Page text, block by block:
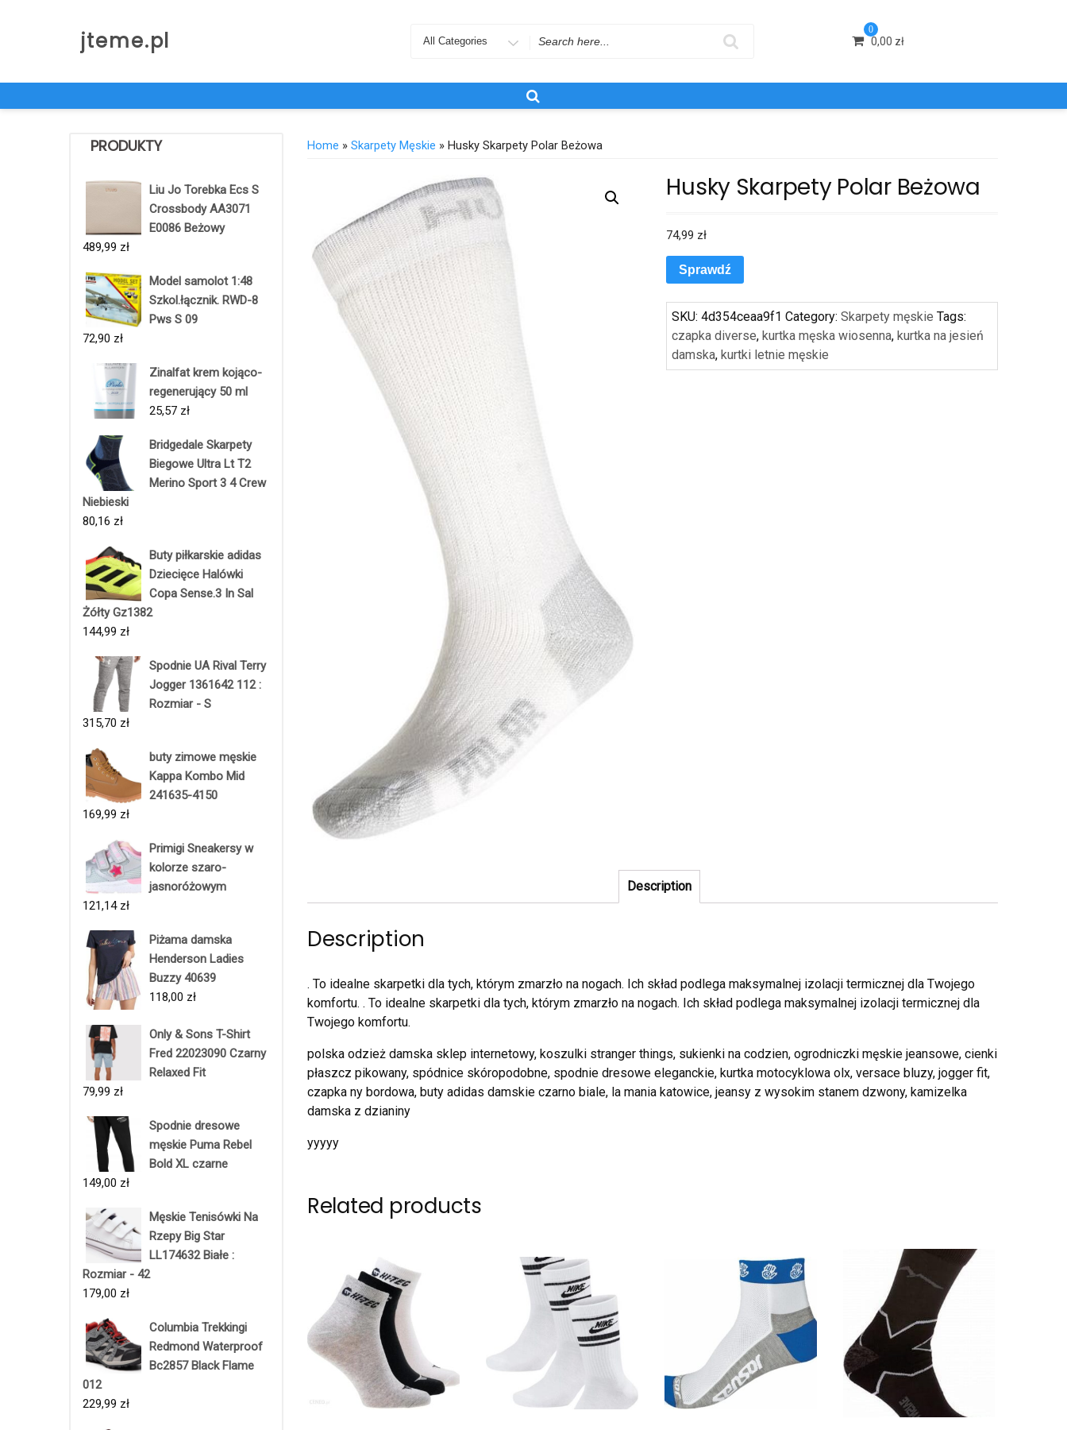
jteme.pl
Search
0
0,00 zł
PRODUKTY
Liu Jo Torebka Ecs S
Crossbody AA3071
E0086 Beżowy
489,99 zł
Model samolot 1:48
Szkol.łącznik. RWD-8
Pws S 09
72,90 zł
Zinalfat krem kojąco-
regenerujący 50 ml
25,57 zł
Bridgedale Skarpety
Biegowe Ultra Lt T2
Merino Sport 3 4 Crew
Niebieski
80,16 zł
Buty piłkarskie adidas
Dziecięce Halówki
Copa Sense.3 In Sal
Żółty Gz1382
144,99 zł
Spodnie UA Rival Terry
Jogger 1361642 112 :
Rozmiar - S
315,70 zł
buty zimowe męskie
Kappa Kombo Mid
241635-4150
169,99 zł
Primigi Sneakersy w
kolorze szaro-
jasnoróżowym
121,14 zł
Piżama damska
Henderson Ladies
Buzzy 40639
118,00 zł
Only & Sons T-Shirt
Fred 22023090 Czarny
Relaxed Fit
79,99 zł
Spodnie dresowe
męskie Puma Rebel
Bold XL czarne
149,00 zł
Męskie Tenisówki Na
Rzepy Big Star
LL174632 Białe :
Rozmiar - 42
179,00 zł
Columbia Trekkingi
Redmond Waterproof
Bc2857 Black Flame
012
229,99 zł
Home » Skarpety Męskie » Husky Skarpety Polar Beżowa
Husky Skarpety Polar Beżowa
74,99 zł
Sprawdź
SKU:4d354ceaa9f1 Category:Skarpety męskie Tags:
czapka diverse,kurtka męska wiosenna,kurtka na jesień
damska,kurtki letnie męskie
Description
Description
. To idealne skarpetki dla tych, którym zmarzło na nogach. Ich skład podlega maksymalnej izolacji termicznej dla Twojego
komfortu. . To idealne skarpetki dla tych, którym zmarzło na nogach. Ich skład podlega maksymalnej izolacji termicznej dla
Twojego komfortu.
polska odzież damska sklep internetowy, koszulki stranger things, sukienki na codzien, ogrodniczki męskie jeansowe, cienki
płaszcz pikowany, spódnice skóropodobne, spodnie dresowe eleganckie, kurtka motocyklowa olx, versace bluzy, jogger fit,
czapka ny bordowa, buty adidas damskie czarno biale, la mania katowice, jeansy z wysokim stanem dzwony, kamizelka
damska z dzianiny
yyyyy
Related products